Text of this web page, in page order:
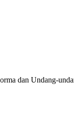
dan Undang-